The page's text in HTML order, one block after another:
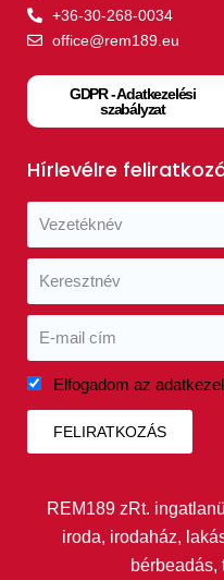
+36-30-268-0034
office@rem189.eu
GDPR - Adatkezelési
szabályzat
Hírlevélre
Elfogadom az
FELIRATKOZÁS
REM189 zRt.
iroda, irodaház,
bérbeadás,